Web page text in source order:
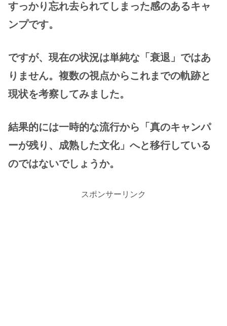
すっかり忘れ去られてしまった感のあるキャ
ンプです。
ですが、現在の状況は単純な「衰退」ではあ
りません。複数の視点からこれまでの軌跡と
現状を考察してみました。
結果的には一時的な流行から「真のキャンパ
ーが残り、成熟した文化」へと移行している
のではないでしょうか。
スポンサーリンク